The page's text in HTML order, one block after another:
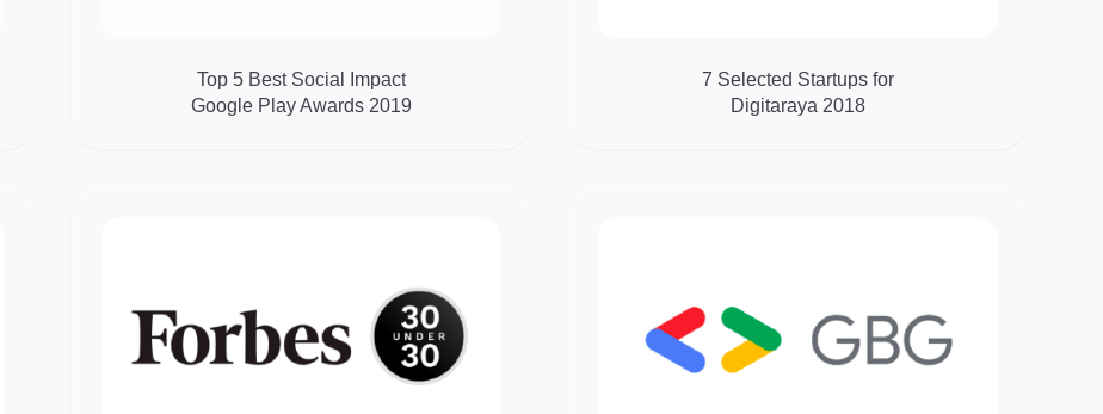
Top 5 Best Social Impact
Google Play Awards 2019
7 Selected Startups for
Digitaraya 2018